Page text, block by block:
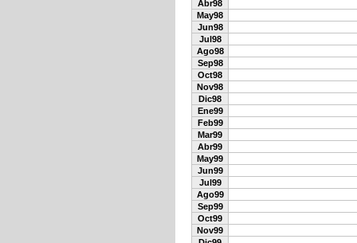
Abr98
May98
Jun98
Jul98
Ago98
Sep98
Oct98
Nov98
Dic98
Ene99
Feb99
Mar99
Abr99
May99
Jun99
Jul99
Ago99
Sep99
Oct99
Nov99